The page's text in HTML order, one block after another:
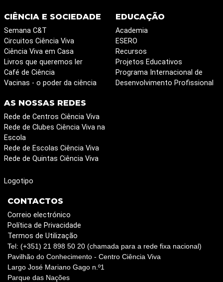
CIÊNCIA E SOCIEDADE
Semana C&T
Circuitos Ciência Viva
Ciência Viva em Casa
Livros que queremos ler
Café de Ciência
Vacinas - o poder da ciência
EDUCAÇÃO
Academia
ESERO
Recursos
Projetos Educativos
Programa Internacional de
Desenvolvimento Profissional
AS NOSSAS REDES
Rede de Centros Ciência Viva
Rede de Clubes Ciência Viva na
Escola
Rede de Escolas Ciência Viva
Rede de Quintas Ciência Viva
Logotipo
CONTACTOS
Correio electrónico
Política de Privacidade
Termos de Utilização
Tel: (+351) 21 898 50 20 (chamada para a rede fixa nacional)
Pavilhão do Conhecimento - Centro Ciência Viva
Largo José Mariano Gago n.º1
Parque das Nações